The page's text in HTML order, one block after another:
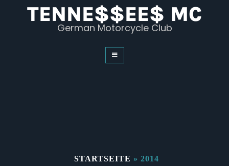
TENNE$$EE$ MC
German Motorcycle Club
STARTSEITE » 2014